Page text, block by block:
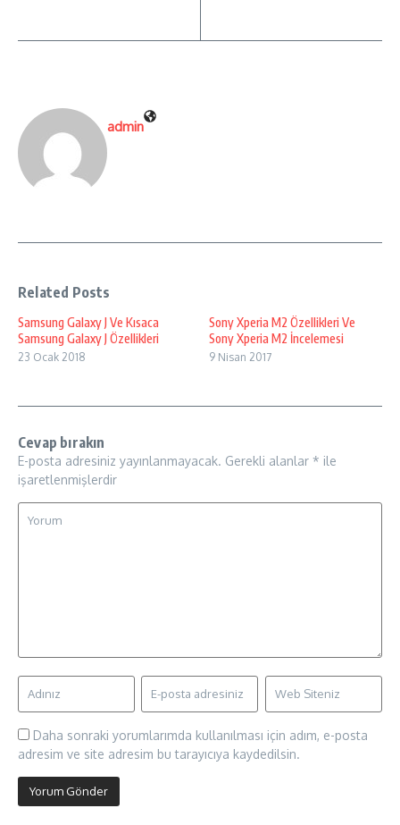
admin
Related Posts
Samsung Galaxy J Ve Kısaca
Samsung Galaxy J Özellikleri
23 Ocak 2018
Sony Xperia M2 Özellikleri Ve
Sony Xperia M2 İncelemesi
9 Nisan 2017
Cevap bırakın
E-posta adresiniz yayınlanmayacak. Gerekli alanlar * ile
işaretlenmişlerdir
Daha sonraki yorumlarımda kullanılması için adım, e-posta
adresim ve site adresim bu tarayıcıya kaydedilsin.